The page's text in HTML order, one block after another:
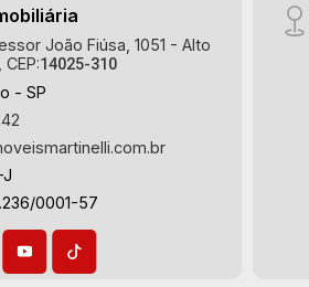
Park, Mirante do Royal
Villa Victória, Bosque das
Fazenda Santa Maria,
Residencial, Villa de
Magnólias, Vila do Golfe,
Country Village, San Remo,
Jardim Canadá, Torino,
San Diego, Quinta da
Avenida João Fiúsa, 1051
Vista | Ribeirão Preto.
João Fiúsa, 1051 - Alto
14025-310
- SP
0001-57